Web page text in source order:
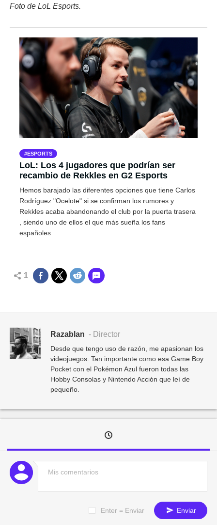
Foto de LoL Esports.
ESPORTS
LoL: Los 4 jugadores que podrían ser
recambio de Rekkles en G2 Esports
Hemos barajado las diferentes opciones que tiene Carlos
Rodríguez "Ocelote" si se confirman los rumores y
Rekkles acaba abandonando el club por la puerta trasera
, siendo uno de ellos el que más sueña los fans
españoles
1
Razablan - Director
Desde que tengo uso de razón, me apasionan los
videojuegos. Tan importante como esa Game Boy
Pocket con el Pokémon Azul fueron todas las
Hobby Consolas y Nintendo Acción que leí de
pequeño.
Enter = Enviar Enviar